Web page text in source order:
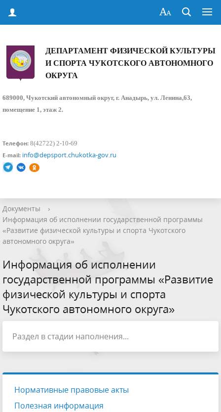
ДЕПАРТАМЕНТ ФИЗИЧЕСКОЙ КУЛЬТУРЫ
И СПОРТА ЧУКОТСКОГО АВТОНОМНОГО
ОКРУГА
689000, Чукотский автономный округ, г. Анадырь, ул. Ленина,63,
помещение 1, этаж 2.
Телефон: 8(42722) 2-10-69
E-mail: info@depsport.chukotka-gov.ru
Документы
›
Информация об исполнении государственной программы
«Развитие физической культуры и спорта Чукотского
автономного округа»
Информация об исполнении
государственной программы «Развитие
физической культуры и спорта
Чукотского автономного округа»
Раздел в стадии наполнения...
Нормативные правовые акты
Полезная информация